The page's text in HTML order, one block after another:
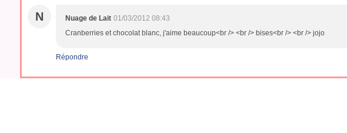
N Nuage de Lait 01/03/2012 08:43
Cranberries et chocolat blanc, j'aime beaucoup<br /> <br /> bises<br /> <br /> jojo
Répondre